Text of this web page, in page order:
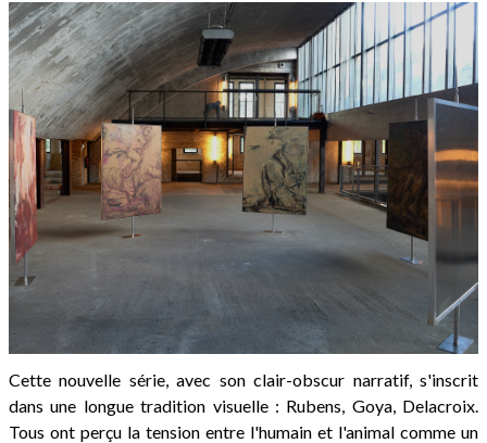
Cette nouvelle série, avec son clair-obscur narratif, s'inscrit
dans une longue tradition visuelle : Rubens, Goya, Delacroix.
Tous ont perçu la tension entre l'humain et l'animal comme un